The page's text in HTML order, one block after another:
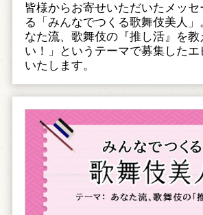
皆様からお寄せいただいたメッ
る「みんなでつくる歌舞伎美人
なた流、歌舞伎の『推し活』を教
い！」というテーマで募集した
いたします。